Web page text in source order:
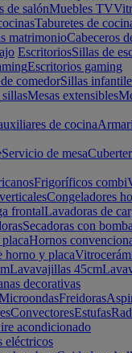
de salónMuebles TV
Taburetes de
matrimonioCabeceros
EscritoriosSillas de
Escritorios gaming
comedorSillas
Mesas extensibles
de cocina
Servicio de mesa
Frigoríficos combi
Congeladores
frontalLavadoras de
Secadoras con
Hornos
horno y placa
Lavavajillas 45cm
decorativas
Freidoras
ConvectoresEstufas
acondicionado
eléctricos